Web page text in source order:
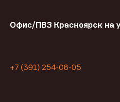
Офис/ПВЗ Красноярск на
+7 (391) 254-08-05